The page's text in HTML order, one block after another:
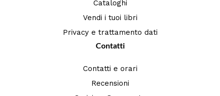
Cataloghi
Vendi i tuoi libri
Privacy e trattamento dati
Contatti
Contatti e orari
Recensioni